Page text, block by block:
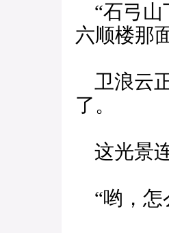
“石弓山
六顺楼那
卫浪云
了。
这光景
“哟，怎